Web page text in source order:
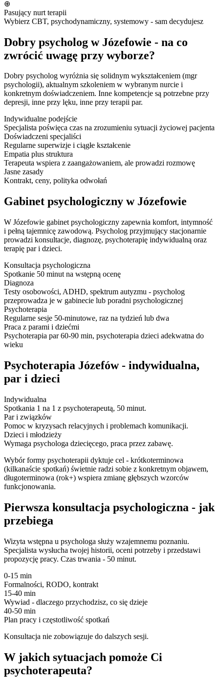
⊕
Pasujący nurt terapii
Wybierz CBT, psychodynamiczny, systemowy - sam decydujesz
Dobry psycholog w Józefowie - na co
zwrócić uwagę przy wyborze?
Dobry psycholog wyróżnia się solidnym wykształceniem (mgr
psychologii), aktualnym szkoleniem w wybranym nurcie i
konkretnym doświadczeniem. Inne kompetencje są potrzebne przy
depresji, inne przy lęku, inne przy terapii par.
Indywidualne podejście
Specjalista poświęca czas na zrozumieniu sytuacji życiowej pacjenta
Doświadczeni specjaliści
Regularne superwizje i ciągłe kształcenie
Empatia plus struktura
Terapeuta wspiera z zaangażowaniem, ale prowadzi rozmowę
Jasne zasady
Kontrakt, ceny, polityka odwołań
Gabinet psychologiczny w Józefowie
W Józefowie gabinet psychologiczny zapewnia komfort, intymność
i pełną tajemnicę zawodową. Psycholog przyjmujący stacjonarnie
prowadzi konsultacje, diagnozę, psychoterapię indywidualną oraz
terapię par i dzieci.
Konsultacja psychologiczna
Spotkanie 50 minut na wstępną ocenę
Diagnoza
Testy osobowości, ADHD, spektrum autyzmu - psycholog
przeprowadza je w gabinecie lub poradni psychologicznej
Psychoterapia
Regularne sesje 50-minutowe, raz na tydzień lub dwa
Praca z parami i dziećmi
Psychoterapia par 60-90 min, psychoterapia dzieci adekwatna do
wieku
Psychoterapia Józefów - indywidualna,
par i dzieci
Indywidualna
Spotkania 1 na 1 z psychoterapeutą, 50 minut.
Par i związków
Pomoc w kryzysach relacyjnych i problemach komunikacji.
Dzieci i młodzieży
Wymaga psychologa dziecięcego, praca przez zabawę.
Wybór formy psychoterapii dyktuje cel - krótkoterminowa
(kilkanaście spotkań) świetnie radzi sobie z konkretnym objawem,
długoterminowa (rok+) wspiera zmianę głębszych wzorców
funkcjonowania.
Pierwsza konsultacja psychologiczna - jak
przebiega
Wizyta wstępna u psychologa służy wzajemnemu poznaniu.
Specjalista wysłucha twojej historii, oceni potrzeby i przedstawi
propozycję pracy. Czas trwania - 50 minut.
0-15 min
Formalności, RODO, kontrakt
15-40 min
Wywiad - dlaczego przychodzisz, co się dzieje
40-50 min
Plan pracy i częstotliwość spotkań
Konsultacja nie zobowiązuje do dalszych sesji.
W jakich sytuacjach pomoże Ci
psychoterapeuta?